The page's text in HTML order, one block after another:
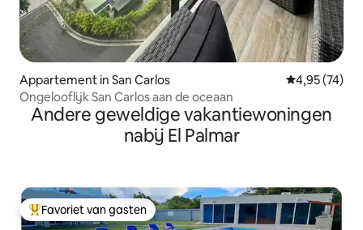
Appartement in San Carlos Gemiddelde
4,95 (74)
Ongelooflijk San Carlos aan de oceaan
Andere geweldige vakantiewoningen
nabij El Palmar
Topfavoriet van gasten
Favoriet van gasten